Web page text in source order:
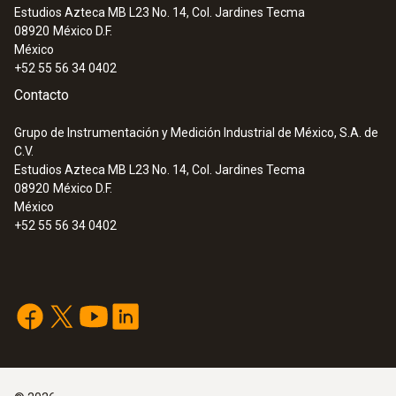
Estudios Azteca MB L23 No. 14, Col. Jardines Tecma
08920 México D.F.
México
+52 55 56 34 0402
Contacto
Grupo de Instrumentación y Medición Industrial de México, S.A. de
C.V.
Estudios Azteca MB L23 No. 14, Col. Jardines Tecma
08920 México D.F.
México
+52 55 56 34 0402